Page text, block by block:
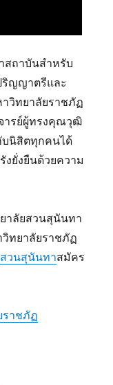
สถาบันสำหรับ
ญญาตรีและ
วิทยาลัยราชภัฏ
ารย์ผู้ทรงคุณวุฒิ
บนิสิตทุกคนได้
งยั่งยืนด้วยความ
าลัยสวนสุนันทา
ทยาลัยราชภัฏ
วนสุนันทาสมัคร
ราชภัฏ